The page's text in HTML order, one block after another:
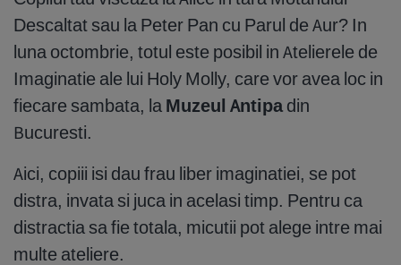
Descaltat sau la Peter Pan cu Parul de Aur? In
luna octombrie, totul este posibil in Atelierele de
Imaginatie ale lui Holy Molly, care vor avea loc in
fiecare sambata, la Muzeul Antipa din
Bucuresti.
Aici, copiii isi dau frau liber imaginatiei, se pot
distra, invata si juca in acelasi timp. Pentru ca
distractia sa fie totala, micutii pot alege intre mai
multe ateliere.